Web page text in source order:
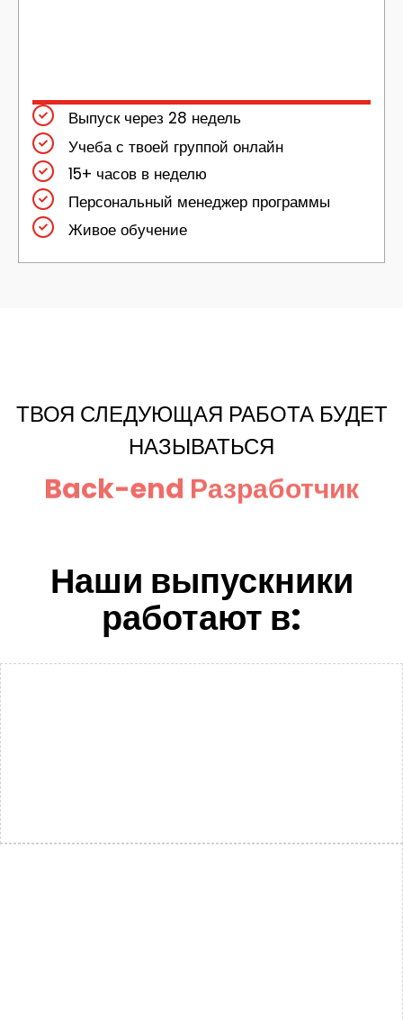
Выпуск через 28 недель
Учеба с твоей группой онлайн​
15+ часов в неделю
Персональный менеджер программы​​
Живое обучение​
ТВОЯ СЛЕДУЮЩАЯ РАБОТА БУДЕТ
НАЗЫВАТЬСЯ
Back-end Разработчик
Наши выпускники
работают в: